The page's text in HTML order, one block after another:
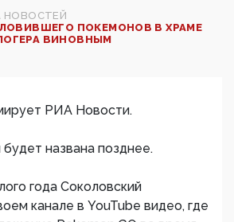
НОВОСТЕЙ
ПОКЕМОНОВ В ХРАМЕ
ВИНОВНЫМ
РИА Новости.
названа позднее.
года Соколовский
канале в YouTube видео, где